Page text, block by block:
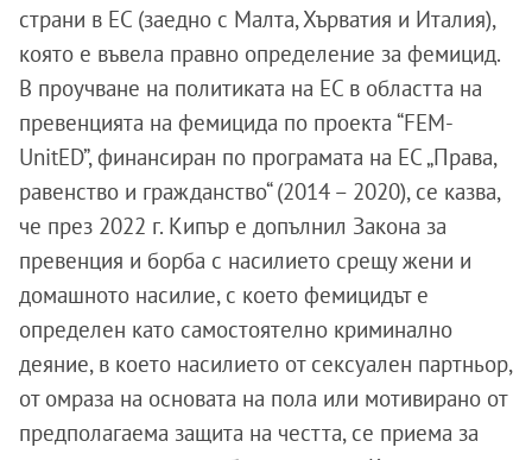
страни в ЕС (заедно с Малта, Хърватия и Италия),
която е въвела правно определение за фемицид.
В проучване на политиката на ЕС в областта на
превенцията на фемицида по проекта “FEM-
UnitED”, финансиран по програмата на ЕС „Права,
равенство и гражданство“ (2014 – 2020), се казва,
че през 2022 г. Кипър е допълнил Закона за
превенция и борба с насилието срещу жени и
домашното насилие, с което фемицидът е
определен като самостоятелно криминално
деяние, в което насилието от сексуален партньор,
от омраза на основата на пола или мотивирано от
предполагаема защита на честта, се приема за